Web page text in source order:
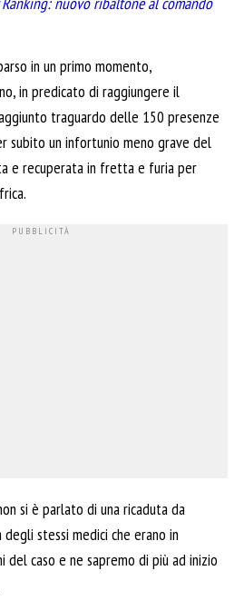
in un primo momento,
in predicato di raggiungere il
traguardo delle 150 presenze
subito un infortunio meno grave del
e recuperata in fretta e furia per
si è parlato di una ricaduta da
stessi medici che erano in
del caso e ne sapremo di più ad inizio